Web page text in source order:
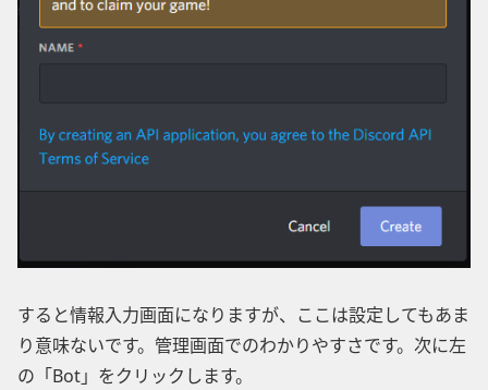
すると情報入力画面になりますが、ここは設定してもあま
り意味ないです。管理画面でのわかりやすさです。次に左
の「Bot」をクリックします。